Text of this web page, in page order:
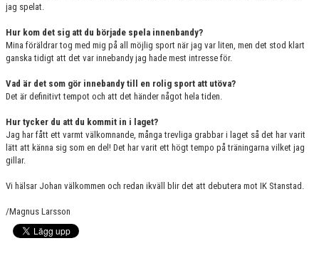
jag spelat.
Hur kom det sig att du började spela innenbandy?
Mina föräldrar tog med mig på all möjlig sport när jag var liten, men det stod klart
ganska tidigt att det var innebandy jag hade mest intresse för.
Vad är det som gör innebandy till en rolig sport att utöva?
Det är definitivt tempot och att det händer något hela tiden.
Hur tycker du att du kommit in i laget?
Jag har fått ett varmt välkomnande, många trevliga grabbar i laget så det har varit
lätt att känna sig som en del! Det har varit ett högt tempo på träningarna vilket jag
gillar.
Vi hälsar Johan välkommen och redan ikväll blir det att debutera mot IK Stanstad.
/Magnus Larsson